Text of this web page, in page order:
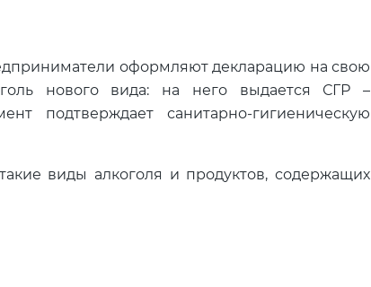
оформляют декларацию на свою
нового вида: на него выдается СГР –
подтверждает санитарно-гигиеническую
виды алкоголя и продуктов, содержащих